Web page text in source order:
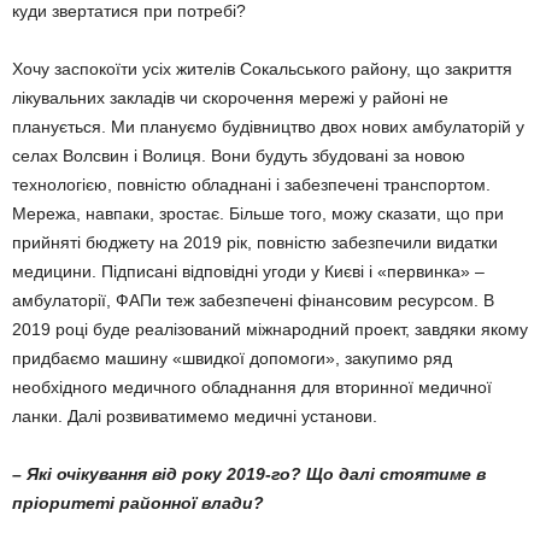
куди звертатися при потребі?
Хочу заспокоїти усіх жителів Сокальського району, що закриття
лікувальних закладів чи скорочення мережі у районі не
планується. Ми плануємо будівництво двох нових амбулаторій у
селах Волсвин і Волиця. Вони будуть збу­довані за новою
технологією, повністю облад­нані і забезпечені транспортом.
Мережа, на­впаки, зростає. Більше того, можу сказати, що при
прийняті бюджету на 2019 рік, повністю забезпечили видатки
медицини. Підписані від­повідні угоди у Києві і «первинка» –
амбулаторії, ФАПи теж забезпечені фінансовим ресурсом. В
2019 році буде реалізований міжнародний проект, завдяки якому
придбаємо машину «швидкої допомоги», закупимо ряд
необхідного медичного обладнання для вторинної медичної
ланки. Далі розвиватимемо медичні установи.
– Які очікування від року 2019-го? Що далі стоятиме в
пріоритеті районної влади?